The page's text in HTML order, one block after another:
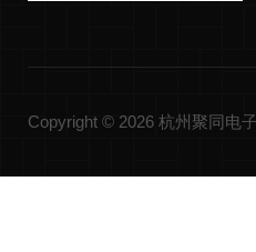
Copyright © 2026 杭州聚同电